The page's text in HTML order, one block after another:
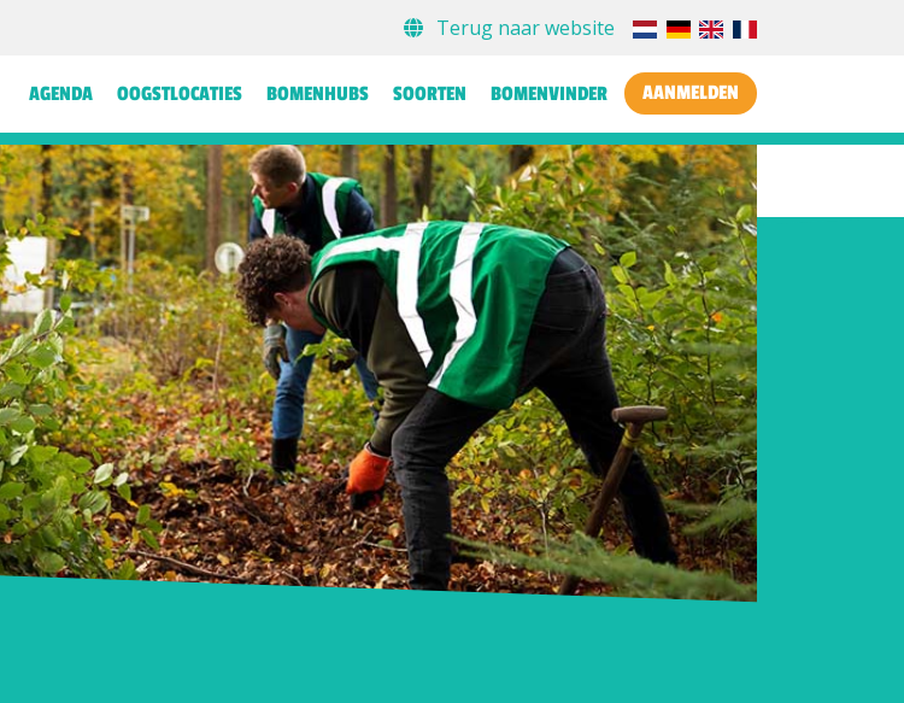
Terug naar website
AGENDA OOGSTLOCATIES BOMENHUBS SOORTEN BOMENVINDER AANMELDEN